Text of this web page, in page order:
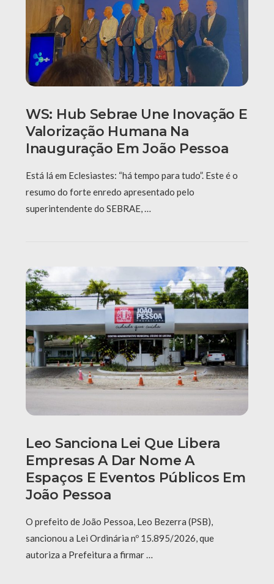
WS: Hub Sebrae Une Inovação E
Valorização Humana Na
Inauguração Em João Pessoa
Está lá em Eclesiastes: “há tempo para tudo”. Este é o
resumo do forte enredo apresentado pelo
superintendente do SEBRAE, …
Leo Sanciona Lei Que Libera
Empresas A Dar Nome A
Espaços E Eventos Públicos Em
João Pessoa
O prefeito de João Pessoa, Leo Bezerra (PSB),
sancionou a Lei Ordinária nº 15.895/2026, que
autoriza a Prefeitura a firmar …